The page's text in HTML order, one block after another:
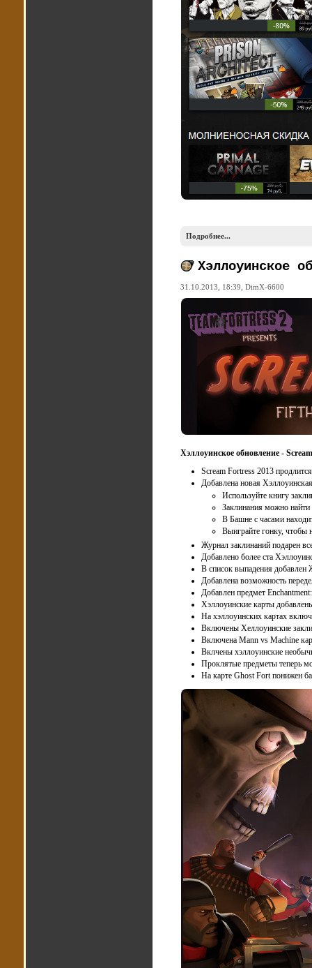
Подробнее...
Хэллоуинское
31.10.2013, 18:39, DimX-6600
Хэллоуинское обновление -
Scream Fortress 2013
Добавлена новая
Используйте книгу
Заклинания можно найти
В Башне с часами
Выиграйте гонку, чтобы
Журнал заклинаний подарен
Добавлено более ста
В список выпадения
Добавлена возможность
Добавлен предмет
Хэллоуинские карты
На хэллоуинских картах
Включены Хеллоуинские
Включена Mann vs Machine
Вклчены хэллоуинские
Проклятые предметы теперь
На карте Ghost Fort понижен